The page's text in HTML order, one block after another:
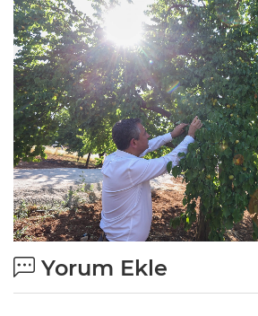
Yorum Ekle